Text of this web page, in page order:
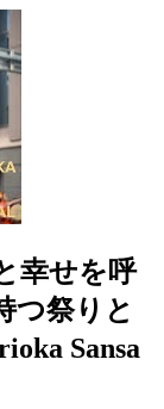
幸せを呼
つ祭りと
Sansa